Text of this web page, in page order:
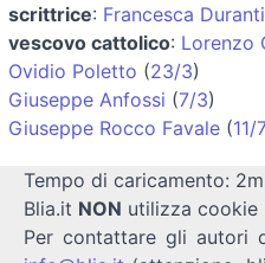
scrittrice: Francesca Duranti
vescovo cattolico: Lorenzo
Ovidio Poletto (23/3)
Giuseppe Anfossi (7/3)
Giuseppe Rocco Favale (11/
Tempo di caricamento:
Blia.it NON utilizza cookie
Per contattare gli autori